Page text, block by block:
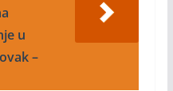
u
–